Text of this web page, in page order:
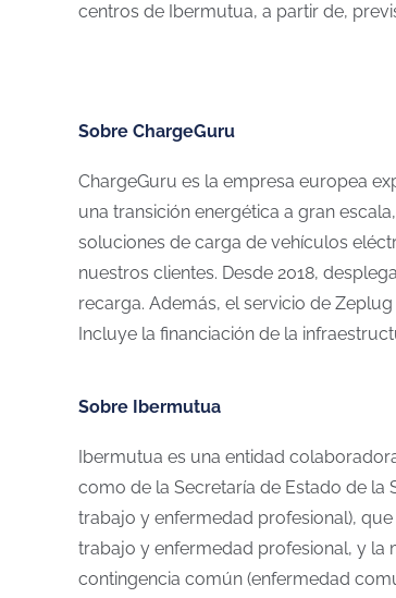
centros de Ibermutua, a partir de,
Sobre ChargeGuru
ChargeGuru es la empresa europea
una transición energética a gran
soluciones de carga de vehículos
nuestros clientes. Desde 2018,
recarga. Además, el servicio de
Incluye la financiación de la
Sobre Ibermutua
Ibermutua es una entidad
como de la Secretaría de Estado de la
trabajo y enfermedad profesional),
trabajo y enfermedad profesional, y la
contingencia común (enfermedad